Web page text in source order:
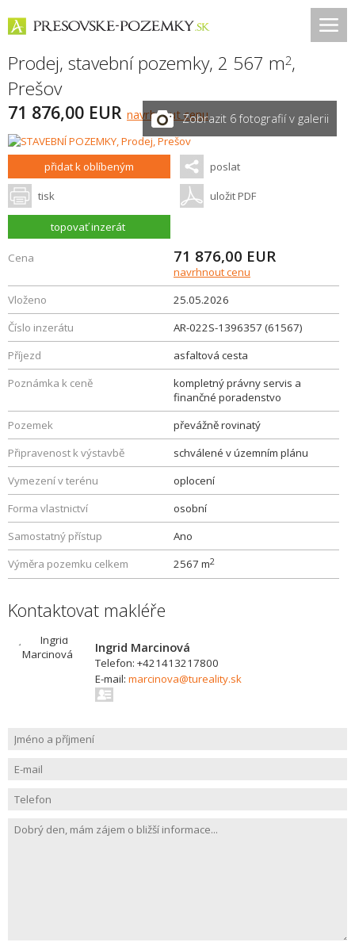
Prodej, stavební pozemky, 2 567 m2,
Prešov
71 876,00 EUR navrhnout cenuZobrazit 6 fotografií v galerii
přidat k oblíbeným poslat
tisk uložit PDF
topovať inzerát
Cena 71 876,00 EUR
navrhnout cenu
Vloženo
25.05.2026
Číslo inzerátu
AR-022S-1396357 (61567)
Příjezd
asfaltová cesta
Poznámka k ceně
kompletný právny servis a
finančné poradenstvo
Pozemek
převážně rovinatý
Připravenost k výstavbě
schválené v územním plánu
Vymezení v terénu
oplocení
Forma vlastnictví
osobní
Samostatný přístup
Ano
Výměra pozemku celkem
2567 m2
Kontaktovat makléře
Ingrid Marcinová
Telefon: +421413217800
E-mail: marcinova@tureality.sk